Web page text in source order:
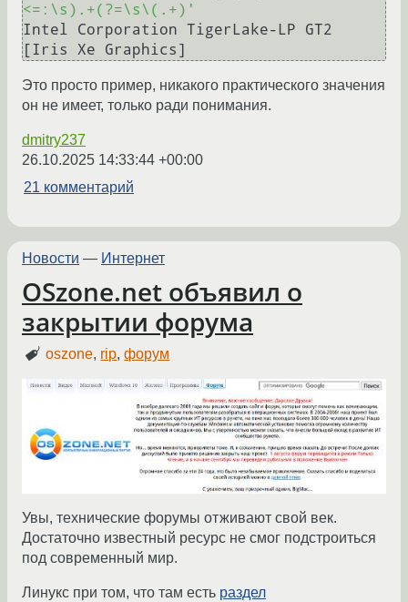
<=:\s).+(?=\s\(.+)'
Intel Corporation TigerLake-LP GT2
Это просто пример, никакого практического значения
он не имеет, только ради понимания.
dmitry237
26.10.2025 14:33:44 +00:00
21 комментарий
Новости — Интернет
OSzone.net объявил о
закрытии форума
oszone, rip,форум
Увы, технические форумы отживают свой век.
Достаточно известный ресурс не смог подстроиться
под современный мир.
Линукс при том, что там есть раздел